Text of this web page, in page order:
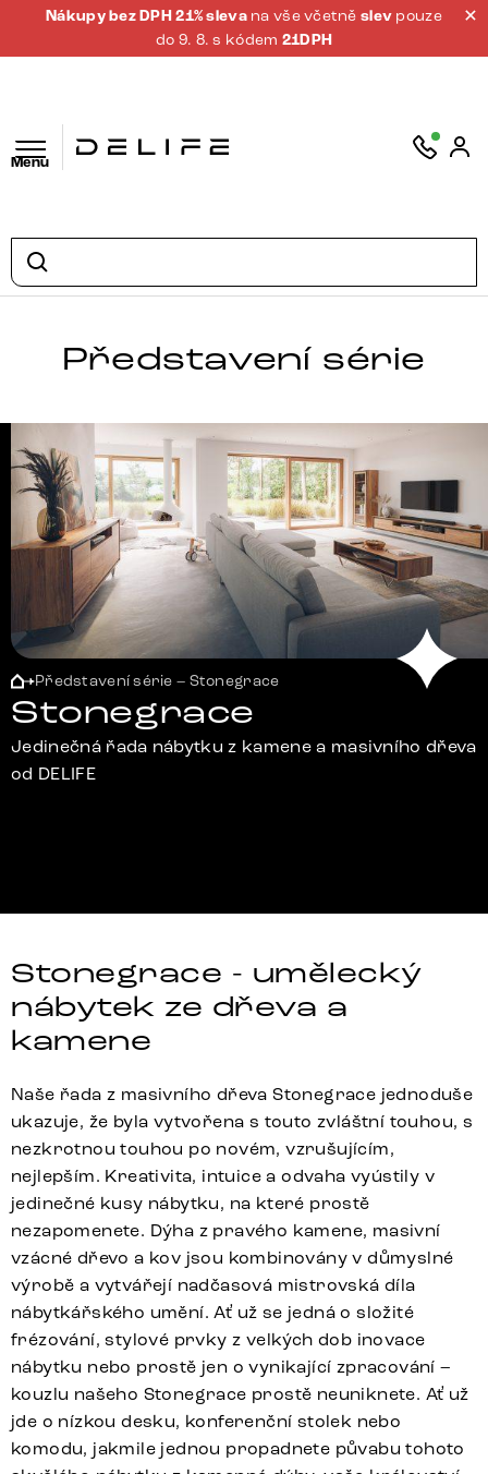
Nákupy bez DPH 21% sleva na vše včetněslev pouze
do 9. 8. s kódem 21DPH
Menu
Představení série
Představení série – Stonegrace
Stonegrace
Jedinečná řada nábytku z kamene a masivního dřeva
od DELIFE
Stonegrace - umělecký
nábytek ze dřeva a
kamene
Naše řada z masivního dřeva Stonegrace jednoduše
ukazuje, že byla vytvořena s touto zvláštní touhou, s
nezkrotnou touhou po novém, vzrušujícím,
nejlepším. Kreativita, intuice a odvaha vyústily v
jedinečné kusy nábytku, na které prostě
nezapomenete. Dýha z pravého kamene, masivní
vzácné dřevo a kov jsou kombinovány v důmyslné
výrobě a vytvářejí nadčasová mistrovská díla
nábytkářského umění. Ať už se jedná o složité
frézování, stylové prvky z velkých dob inovace
nábytku nebo prostě jen o vynikající zpracování –
kouzlu našeho Stonegrace prostě neuniknete. Ať už
jde o nízkou desku, konferenční stolek nebo
komodu, jakmile jednou propadnete půvabu tohoto